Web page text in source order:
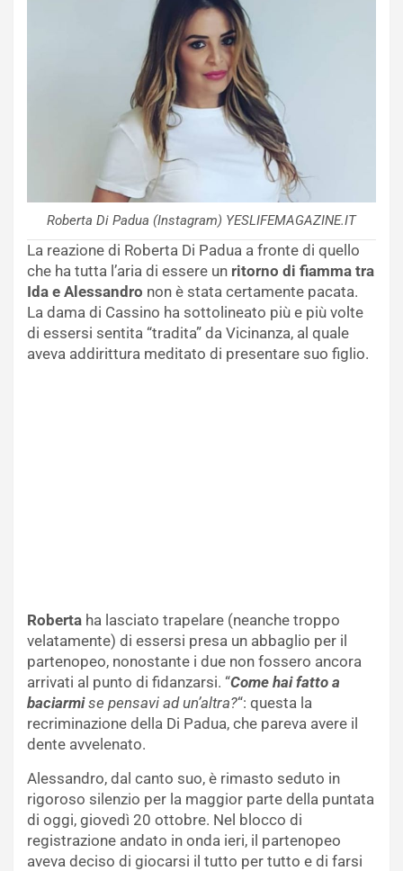
Roberta Di Padua (Instagram) YESLIFEMAGAZINE.IT
La reazione di Roberta Di Padua a fronte di quello
che ha tutta l’aria di essere un ritorno di fiamma tra
Ida e Alessandro non è stata certamente pacata.
La dama di Cassino ha sottolineato più e più volte
di essersi sentita “tradita” da Vicinanza, al quale
aveva addirittura meditato di presentare suo figlio.
Roberta ha lasciato trapelare (neanche troppo
velatamente) di essersi presa un abbaglio per il
partenopeo, nonostante i due non fossero ancora
arrivati al punto di fidanzarsi. “Come hai fatto a
baciarmise pensavi ad un’altra?“: questa la
recriminazione della Di Padua, che pareva avere il
dente avvelenato.
Alessandro, dal canto suo, è rimasto seduto in
rigoroso silenzio per la maggior parte della puntata
di oggi, giovedì 20 ottobre. Nel blocco di
registrazione andato in onda ieri, il partenopeo
aveva deciso di giocarsi il tutto per tutto e di farsi